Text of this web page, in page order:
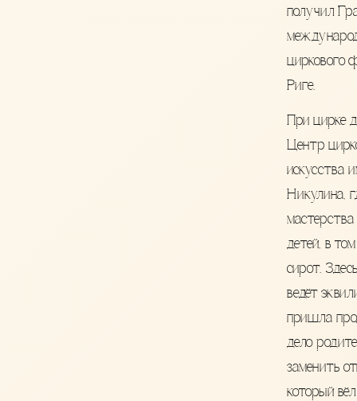
получил
циркового
Риге.
При цирке
Центр
искусства
Никулина,
детей, в
сирот.
ведёт
пришла
дело
заменить
который